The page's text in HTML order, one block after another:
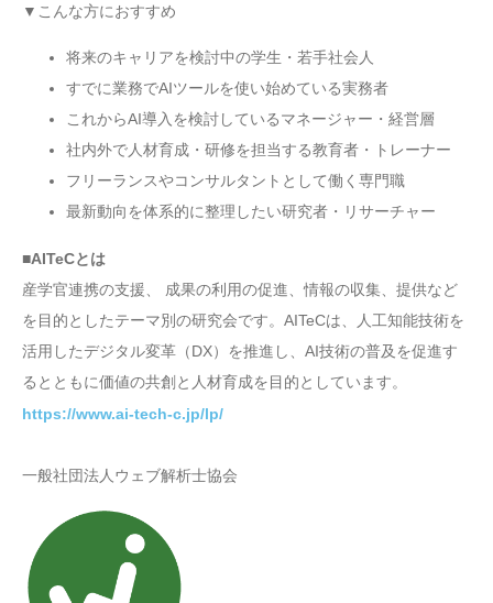
▼こんな方におすすめ
将来のキャリアを検討中の学生・若手社会人
すでに業務でAIツールを使い始めている実務者
これからAI導入を検討しているマネージャー・経営層
社内外で人材育成・研修を担当する教育者・トレーナー
フリーランスやコンサルタントとして働く専門職
最新動向を体系的に整理したい研究者・リサーチャー
■AITeCとは
産学官連携の支援、 成果の利用の促進、情報の収集、提供など
を目的としたテーマ別の研究会です。AITeCは、人工知能技術を
活用したデジタル変革（DX）を推進し、AI技術の普及を促進す
るとともに価値の共創と人材育成を目的としています。
https://www.ai-tech-c.jp/lp/
一般社団法人ウェブ解析士協会